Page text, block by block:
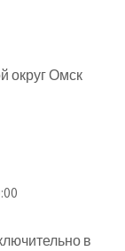
округ Омск
в